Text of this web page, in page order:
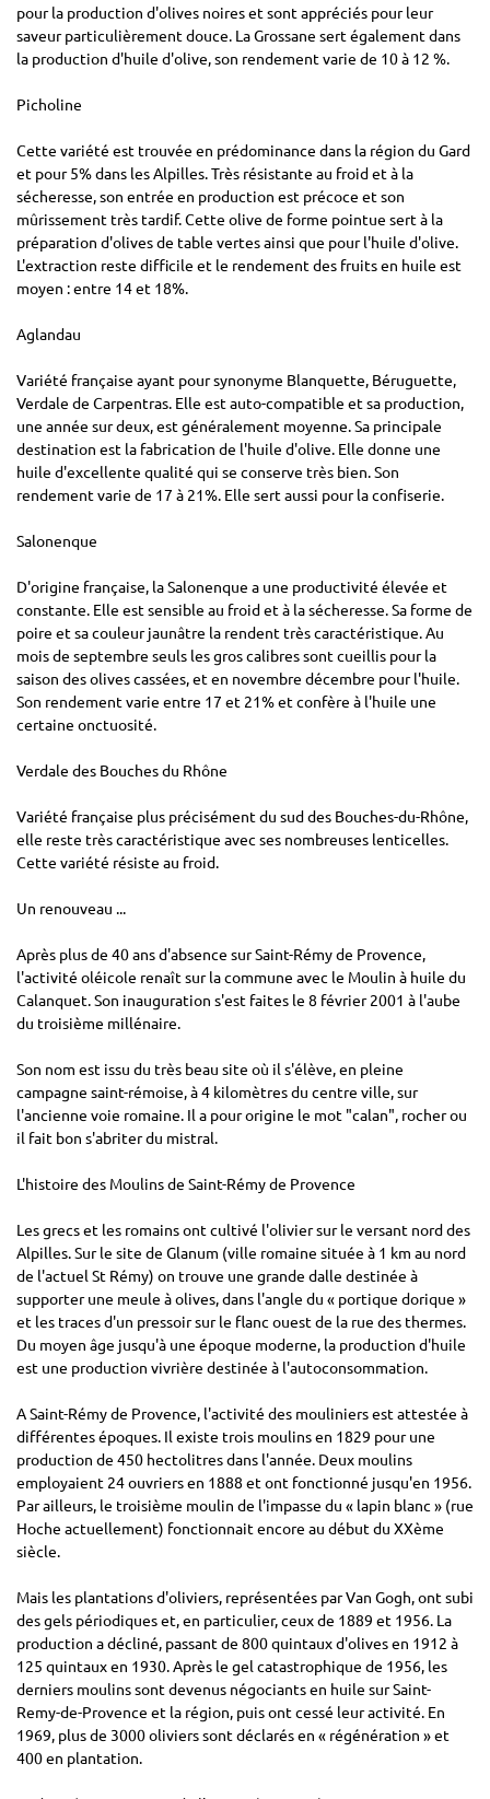
pour la production d'olives noires et sont appréciés pour leur
saveur particulièrement douce. La Grossane sert également dans
la production d'huile d'olive, son rendement varie de 10 à 12 %.
Picholine
Cette variété est trouvée en prédominance dans la région du Gard
et pour 5% dans les Alpilles. Très résistante au froid et à la
sécheresse, son entrée en production est précoce et son
mûrissement très tardif. Cette olive de forme pointue sert à la
préparation d'olives de table vertes ainsi que pour l'huile d'olive.
L'extraction reste difficile et le rendement des fruits en huile est
moyen : entre 14 et 18%.
Aglandau
Variété française ayant pour synonyme Blanquette, Béruguette,
Verdale de Carpentras. Elle est auto-compatible et sa production,
une année sur deux, est généralement moyenne. Sa principale
destination est la fabrication de l'huile d'olive. Elle donne une
huile d'excellente qualité qui se conserve très bien. Son
rendement varie de 17 à 21%. Elle sert aussi pour la confiserie.
Salonenque
D'origine française, la Salonenque a une productivité élevée et
constante. Elle est sensible au froid et à la sécheresse. Sa forme de
poire et sa couleur jaunâtre la rendent très caractéristique. Au
mois de septembre seuls les gros calibres sont cueillis pour la
saison des olives cassées, et en novembre décembre pour l'huile.
Son rendement varie entre 17 et 21% et confère à l'huile une
certaine onctuosité.
Verdale des Bouches du Rhône
Variété française plus précisément du sud des Bouches-du-Rhône,
elle reste très caractéristique avec ses nombreuses lenticelles.
Cette variété résiste au froid.
Un renouveau ...
Après plus de 40 ans d'absence sur Saint-Rémy de Provence,
l'activité oléicole renaît sur la commune avec le Moulin à huile du
Calanquet. Son inauguration s'est faites le 8 février 2001 à l'aube
du troisième millénaire.
Son nom est issu du très beau site où il s'élève, en pleine
campagne saint-rémoise, à 4 kilomètres du centre ville, sur
l'ancienne voie romaine. Il a pour origine le mot "calan", rocher ou
il fait bon s'abriter du mistral.
L'histoire des Moulins de Saint-Rémy de Provence
Les grecs et les romains ont cultivé l'olivier sur le versant nord des
Alpilles. Sur le site de Glanum (ville romaine située à 1 km au nord
de l'actuel St Rémy) on trouve une grande dalle destinée à
supporter une meule à olives, dans l'angle du « portique dorique »
et les traces d'un pressoir sur le flanc ouest de la rue des thermes.
Du moyen âge jusqu'à une époque moderne, la production d'huile
est une production vivrière destinée à l'autoconsommation.
A Saint-Rémy de Provence, l'activité des mouliniers est attestée à
différentes époques. Il existe trois moulins en 1829 pour une
production de 450 hectolitres dans l'année. Deux moulins
employaient 24 ouvriers en 1888 et ont fonctionné jusqu'en 1956.
Par ailleurs, le troisième moulin de l'impasse du « lapin blanc » (rue
Hoche actuellement) fonctionnait encore au début du XXème
siècle.
Mais les plantations d'oliviers, représentées par Van Gogh, ont subi
des gels périodiques et, en particulier, ceux de 1889 et 1956. La
production a décliné, passant de 800 quintaux d'olives en 1912 à
125 quintaux en 1930. Après le gel catastrophique de 1956, les
derniers moulins sont devenus négociants en huile sur Saint-
Remy-de-Provence et la région, puis ont cessé leur activité. En
1969, plus de 3000 oliviers sont déclarés en « régénération » et
400 en plantation.